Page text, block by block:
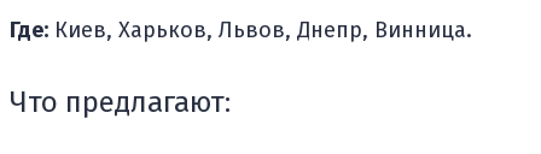
Где: Киев, Харьков, Львов, Днепр, Винница.
Что предлагают: